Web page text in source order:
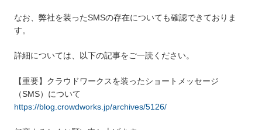
なお、弊社を装ったSMSの存在についても確認できておりま
す。
詳細については、以下の記事をご一読ください。
【重要】クラウドワークスを装ったショートメッセージ
（SMS）について
https://blog.crowdworks.jp/archives/5126/